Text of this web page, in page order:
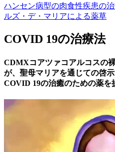
ハンセン病型の肉食性疾患の
ルズ・デ・マリアによる薬草
COVID 19の治療法
CDMXコアツァコアルコスの
が、聖母マリアを通じての啓
COVID 19の治癒のための薬を